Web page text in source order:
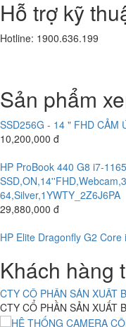
Hỗ trợ kỹ
Hotline: 1900.636.199
Sản phẩm
SSD128G- 16.5'
8.800.000 đ7,400,000 đ
Laptop HP Elitebook 840
SSD256G - 14 " FHD CẢM
10,200,000 đ
HP ProBook 440 G8 i7-
64,Silver,1YWTY_2Z6J6PA
29,880,000 đ
HP Elite Dragonfly G2
Máy Bộ HP Prodesk 6000
120G
4,700,000 đ
Khách hàng
CÔNG TY CỔ PHẦN SẢN
CÔNG TY TNHH MỘT
HỆ THỐNG CAMERA
Trung - Nam)
ABC BAKERY DOANH
CTY CỔ PHẦN SẢN XUẤT
CTY CỔ PHẦN SẢN XUẤT